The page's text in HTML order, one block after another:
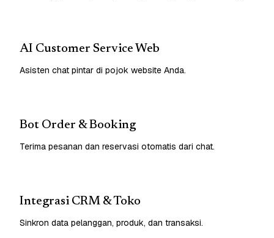
AI Customer Service Web
Asisten chat pintar di pojok website Anda.
Bot Order & Booking
Terima pesanan dan reservasi otomatis dari chat.
Integrasi CRM & Toko
Sinkron data pelanggan, produk, dan transaksi.